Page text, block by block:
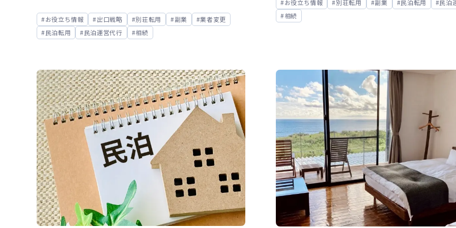
お役立ち情報 出口戦略 別荘転用 副業
業者変更
民泊転用
民泊運営代行 相続
お役立ち情報 別荘転用 副業 民泊転用
民泊
相続